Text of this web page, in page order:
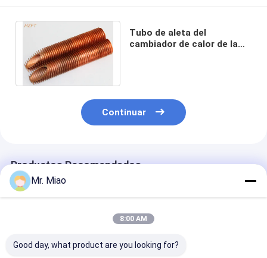
Tubo de aleta del
cambiador de calor de la
Continuar
Productos Recomendados
Mr. Miao
8:00 AM
Good day, what product are you looking for?